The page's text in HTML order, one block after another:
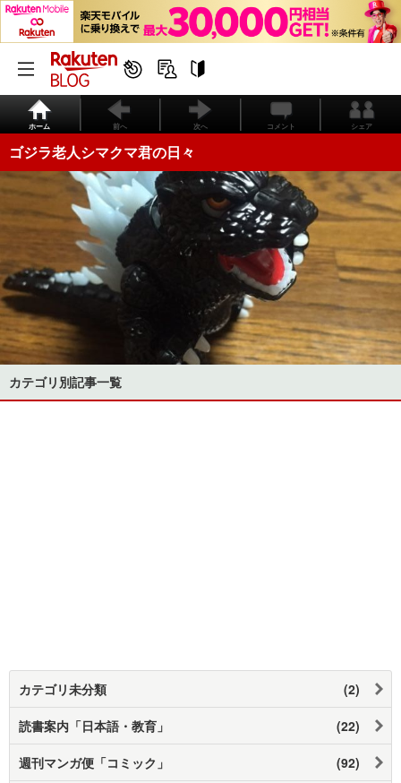
ホーム 前へ 次へ コメント シェア
ゴジラ老人シマクマ君の日々
カテゴリ別記事一覧
カテゴリ未分類 (2)
読書案内「日本語・教育」 (22)
週刊マンガ便「コミック」 (92)